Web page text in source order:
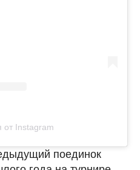
от Instagram
поединок